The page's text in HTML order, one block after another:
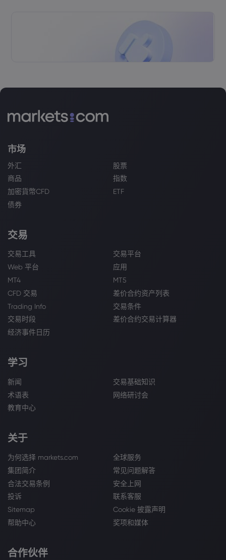
市场
外汇
股票
商品
指数
加密貨幣CFD
ETF
债券
交易
交易工具
交易平台
Web 平台
应用
MT4
MT5
CFD 交易
差价合约资产列表
Trading Info
交易条件
交易时段
差价合约交易计算器
经济事件日历
学习
新闻
交易基础知识
术语表
网络研讨会
教育中心
关于
为何选择 markets.com
全球服务
集团简介
常见问题解答
合法交易条例
安全上网
投诉
联系客服
Sitemap
Cookie 披露声明
帮助中心
奖项和媒体
合作伙伴